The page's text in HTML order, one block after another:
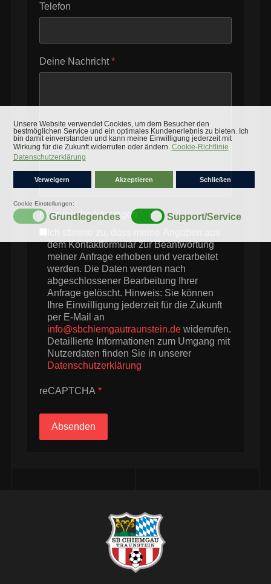
Telefon
Deine Nachricht*
Nutzungsbedingungen
dem Kontaktformular zur Beantwortung
meiner Anfrage erhoben und verarbeitet
werden. Die Daten werden nach
abgeschlossener Bearbeitung Ihrer
Anfrage gelöscht. Hinweis: Sie können
Ihre Einwilligung jederzeit für die Zukunft
per E-Mail an
info@sbchiemgautraunstein.de widerrufen.
Detaillierte Informationen zum Umgang mit
Nutzerdaten finden Sie in unserer
Datenschutzerklärung
reCAPTCHA *
Absenden